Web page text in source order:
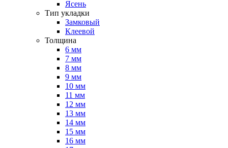
Ясень
Тип укладки
Замковый
Клеевой
Толщина
6 мм
7 мм
8 мм
9 мм
10 мм
11 мм
12 мм
13 мм
14 мм
15 мм
16 мм